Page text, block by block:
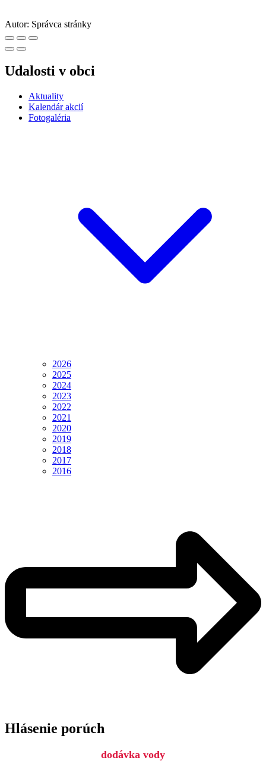
Autor: Správca stránky
Udalosti v obci
Aktuality
Kalendár akcií
Fotogaléria
2026
2025
2024
2023
2022
2021
2020
2019
2018
2017
2016
Hlásenie porúch
dodávka vody